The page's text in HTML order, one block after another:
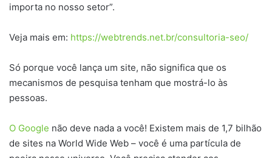
importa no nosso setor”.
Veja mais em: https://webtrends.net.br/consultoria-seo/
Só porque você lança um site, não significa que os
mecanismos de pesquisa tenham que mostrá-lo às
pessoas.
O Google não deve nada a você! Existem mais de 1,7 bilhão
de sites na World Wide Web – você é uma partícula de